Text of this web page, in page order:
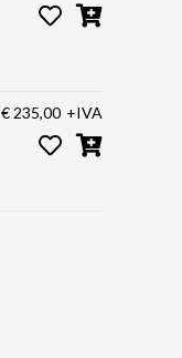
€ 235,00 +IVA